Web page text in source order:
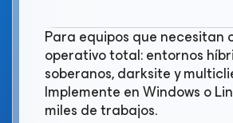
Para equipos que necesitan
operativo total: entornos
soberanos, darksite y
Implemente en Windows o
miles de trabajos.